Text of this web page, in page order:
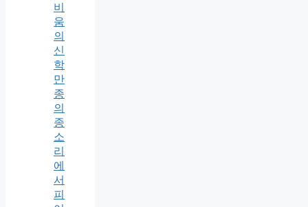
비
움
의
신
학
만
종
의
종
소
리
에
서
피